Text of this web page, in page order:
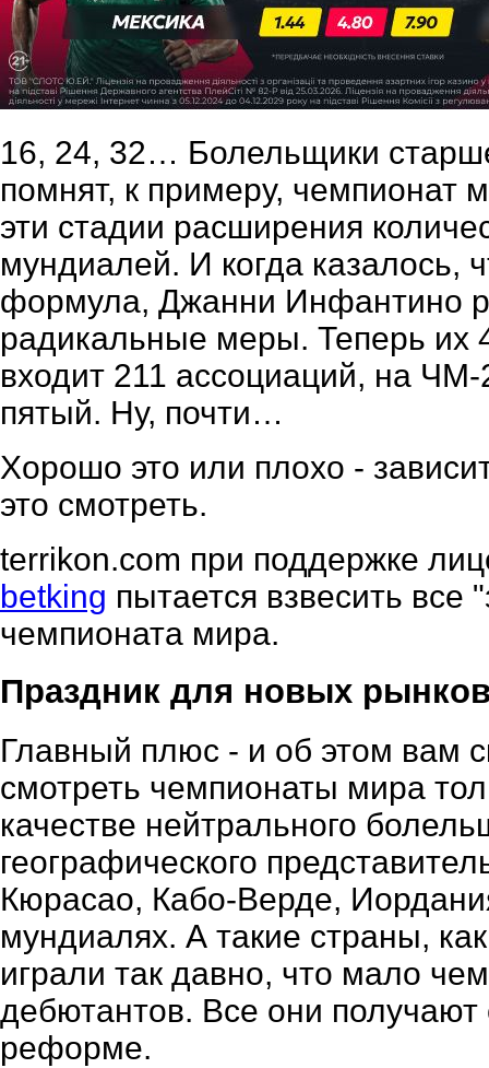
16, 24, 32… Болельщики
помнят, к примеру, чемпионат
эти стадии расширения
мундиалей. И когда казалось,
формула, Джанни Инфантино
радикальные меры. Теперь
входит 211 ассоциаций, на
пятый. Ну, почти…
Хорошо это или плохо -
это смотреть.
terrikon.com при поддержке
betking пытается взвесить
чемпионата мира.
Праздник для новых
Главный плюс - и об этом вам
смотреть чемпионаты мира
качестве нейтрального
географического
Кюрасао, Кабо-Верде,
мундиалях. А такие страны,
играли так давно, что мало
дебютантов. Все они
реформе.